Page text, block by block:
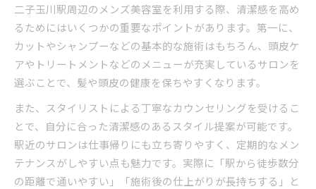
二子玉川駅周辺のメンズ美容室を利用する際、清潔感を高め
るためにはいくつかの重要なポイントがあります。第一に、
カットやシャンプーなどの基本的な施術はもちろん、頭皮ケ
アやトリートメントなどのメニューが充実しているサロンを
選ぶことで、髪や頭皮の健康を保ちやすくなります。
また、スタイリストによる丁寧なカウンセリングを受けるこ
とで、自分に合った清潔感のあるスタイル提案が可能です。
駅近のサロンは仕事帰りにも立ち寄りやすく、定期的なメン
テナンスがしやすい点も魅力です。実際に「駅から徒歩数分
の距離で通いやすい」「施術後の仕上がりが長持ちする」と